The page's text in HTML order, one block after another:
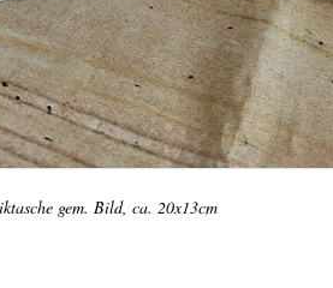
gem. Bild, ca. 20x13cm